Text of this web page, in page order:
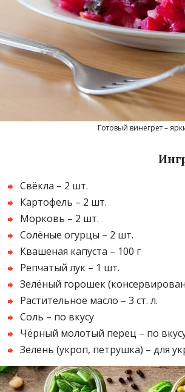
Готовый винегрет –
Свёкла – 2 шт.
Картофель – 2 шт.
Морковь – 2 шт.
Солёные огурцы – 2 шт.
Квашеная капуста – 100 г
Репчатый лук – 1 шт.
Зелёный горошек
Растительное масло – 3 ст. л.
Соль – по вкусу
Чёрный молотый перец – по
Зелень (укроп, петрушка) – для